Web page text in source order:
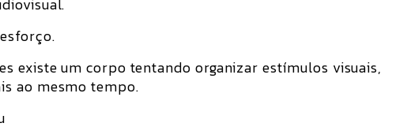
existe um corpo tentando organizar estímulos visuais,
ao mesmo tempo.